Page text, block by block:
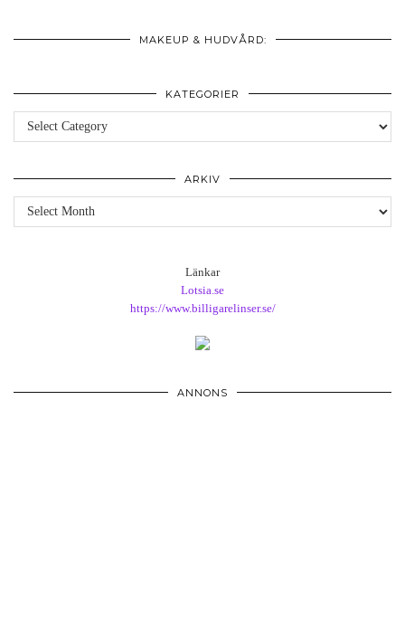
MAKEUP & HUDVÅRD:
KATEGORIER
Kategorier
ARKIV
Arkiv
Länkar
Lotsia.se
https://www.billigarelinser.se/
ANNONS